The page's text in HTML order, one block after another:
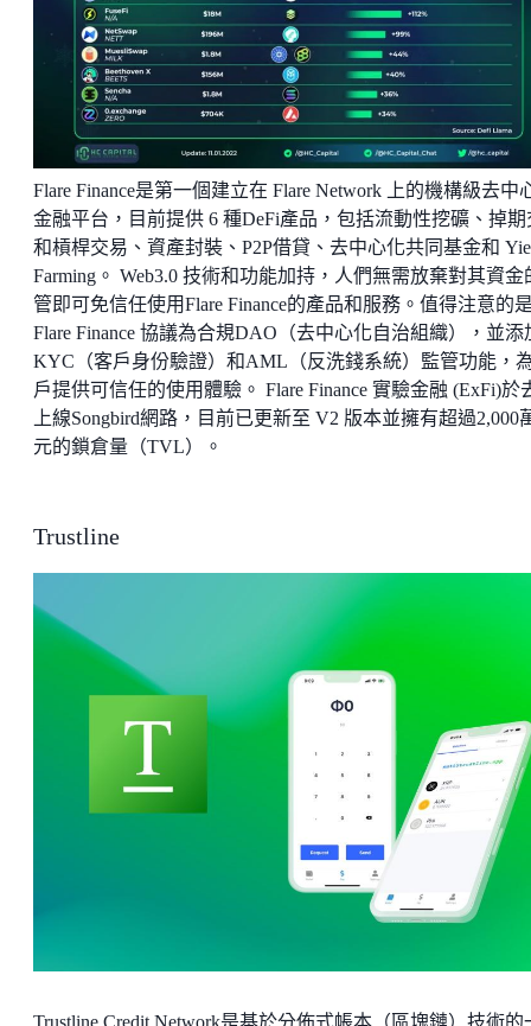
Flare Finance是第一個建立在 Flare Network 上的機構級去中
金融平台，目前提供 6 種DeFi產品，包括流動性挖礦、掉期
和槓桿交易、資產封裝、P2P借貸、去中心化共同基金和
Farming。 Web3.0 技術和功能加持，人們無需放棄對其資金
管即可免信任使用Flare Finance的產品和服務。值得注意的
Flare Finance 協議為合規DAO（去中心化自治組織），並添
KYC（客戶身份驗證）和AML（反洗錢系統）監管功能，
戶提供可信任的使用體驗。 Flare Finance 實驗金融 (ExFi)於
上線Songbird網路，目前已更新至 V2 版本並擁有超過2,000
元的鎖倉量（TVL）。
Trustline
Trustline Credit Network是基於分佈式帳本（區塊鏈）技術的